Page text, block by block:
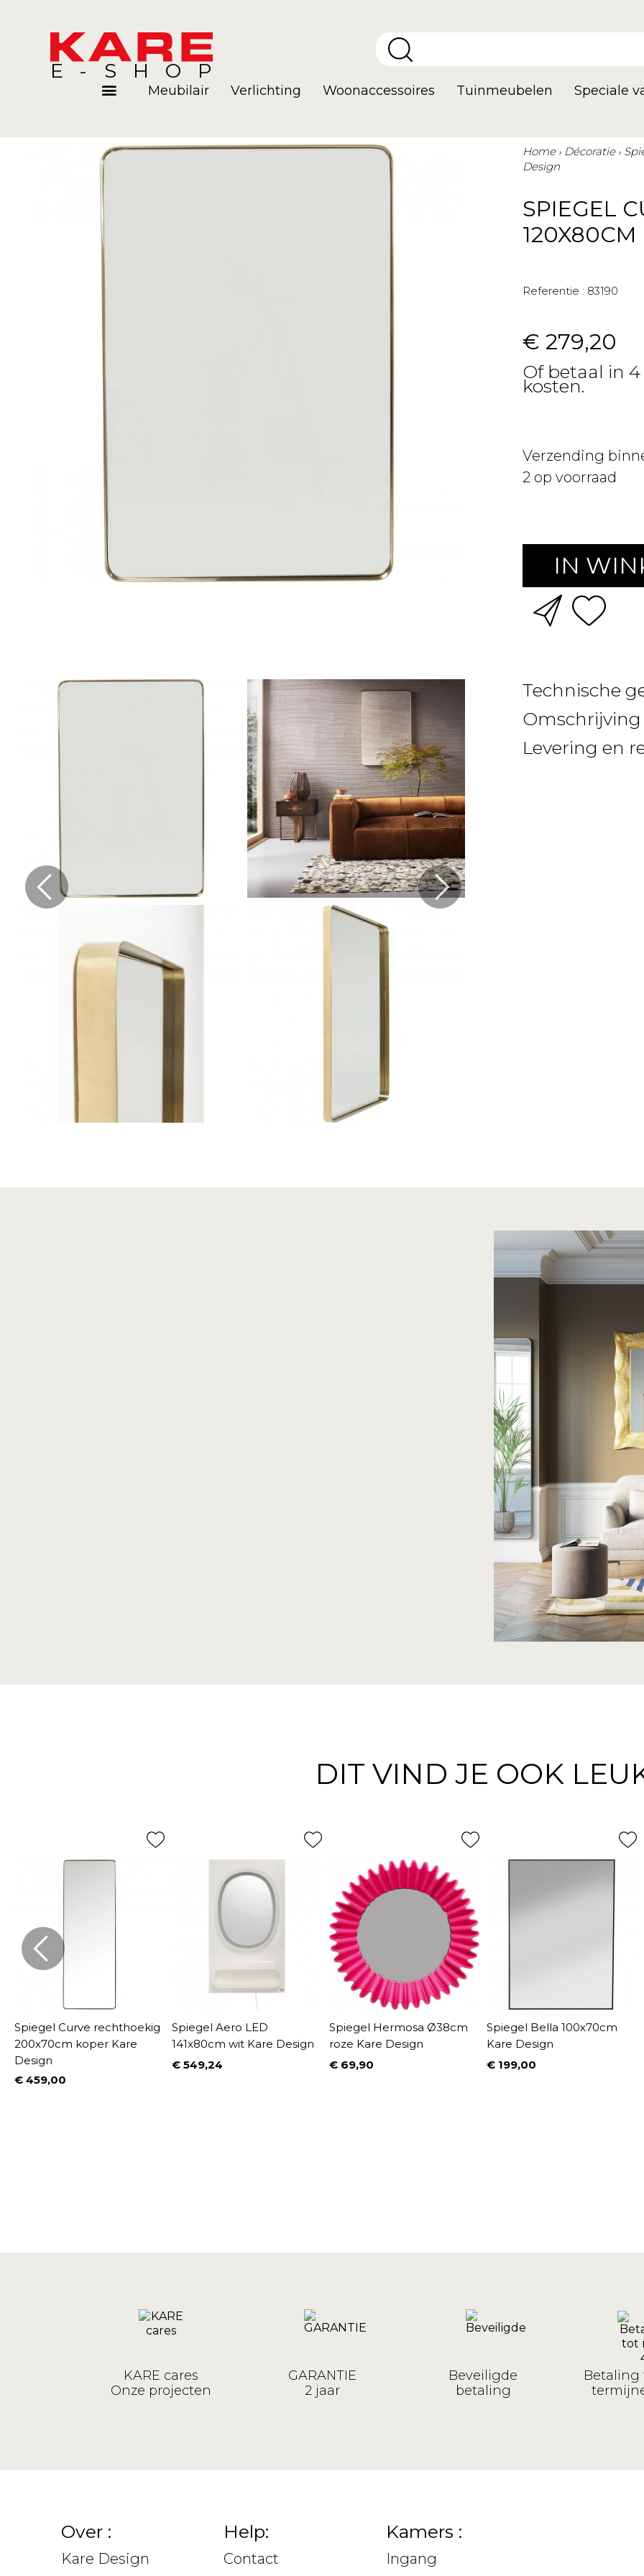
E-SHOP
Blog
Meubilair Verlichting Woonaccessoires Tuinmeubelen Speciale
Home Décoratie
Design
SPIEGEL
120X80CM
Referentie : 83190
€ 279,20
Of betaal in
kosten.
Verzending
2 op voorraad
IN
Technische
Omschrijving
Levering en
DIT VIND JE OOK
Spiegel Curve rechthoekig
200x70cm koper Kare
Design
Prijs
€ 459,00
Spiegel Aero LED
141x80cm wit Kare Design
Prijs
€ 549,24
Spiegel Hermosa Ø38cm
roze Kare Design
Prijs
€ 69,90
Spiegel Bella 100x70cm
Kare Design
Prijs
€ 199,00
KARE cares
Onze projecten
GARANTIE
2 jaar
Beveiligde
betaling
Betaling
Over :
Kare Design
Help:
Contact
Kamers :
Ingang